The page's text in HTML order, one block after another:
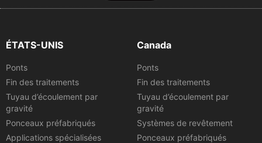
ÉTATS-UNIS
Ponts
Fin des traitements
Tuyau d’écoulement par
gravité
Ponceaux préfabriqués
Applications spécialisées
Canada
Ponts
Fin des traitements
Tuyau d’écoulement par
gravité
Systèmes de revêtement
Ponceaux préfabriqués